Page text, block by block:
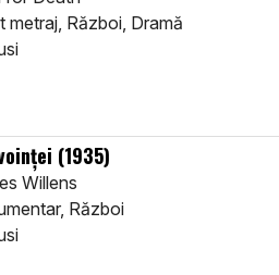
metraj, Război, Dramă
(1935)
Willens
Război